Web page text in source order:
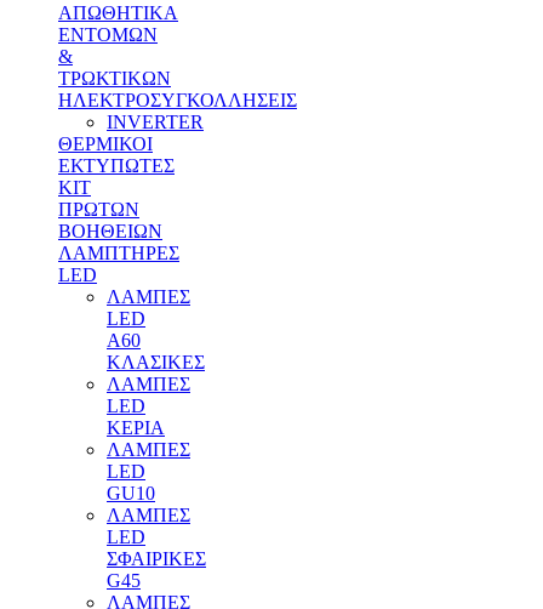
ΑΠΩΘΗΤΙΚΑ
ΕΝΤΟΜΩΝ
&
ΤΡΩΚΤΙΚΩΝ
ΗΛΕΚΤΡΟΣΥΓΚΟΛΛΗΣΕΙΣ
INVERTER
ΘΕΡΜΙΚΟΙ
ΕΚΤΥΠΩΤΕΣ
ΚΙΤ
ΠΡΩΤΩΝ
ΒΟΗΘΕΙΩΝ
ΛΑΜΠΤΗΡΕΣ
LED
ΛΑΜΠΕΣ
LED
Α60
ΚΛΑΣΙΚΕΣ
ΛΑΜΠΕΣ
LED
ΚΕΡΙΑ
ΛΑΜΠΕΣ
LED
GU10
ΛΑΜΠΕΣ
LED
ΣΦΑΙΡΙΚΕΣ
G45
ΛΑΜΠΕΣ